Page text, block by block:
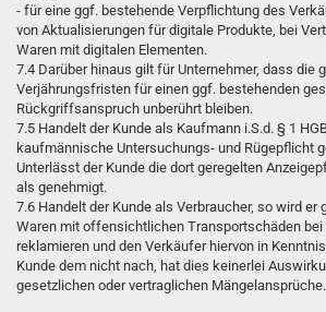
- für eine ggf. bestehende Verpflichtung des
von Aktualisierungen für digitale Produkte, bei
Waren mit digitalen Elementen.
7.4 Darüber hinaus gilt für Unternehmer, dass die
Verjährungsfristen für einen ggf. bestehenden
Rückgriffsanspruch unberührt bleiben.
7.5 Handelt der Kunde als Kaufmann i.S.d. § 1
kaufmännische Untersuchungs- und Rügepflicht
Unterlässt der Kunde die dort geregelten
als genehmigt.
7.6 Handelt der Kunde als Verbraucher, so wird er
Waren mit offensichtlichen Transportschäden bei
reklamieren und den Verkäufer hiervon in
Kunde dem nicht nach, hat dies keinerlei
gesetzlichen oder vertraglichen Mängelansprüche.